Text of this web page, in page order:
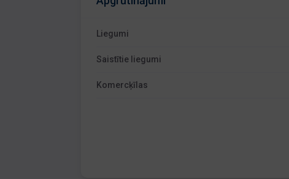
Liegumi
Saistītie liegumi
Komercķīlas